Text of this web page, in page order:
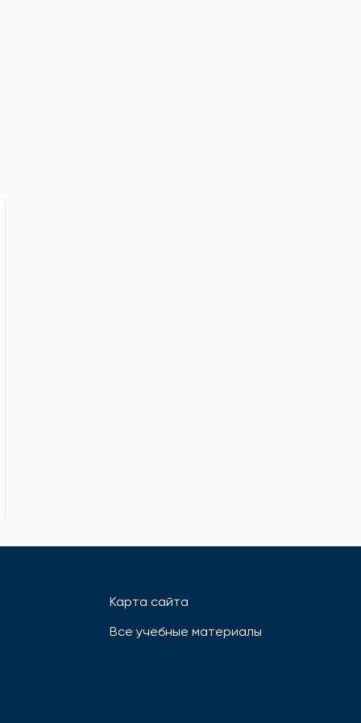
Карта сайта
Все учебные материалы